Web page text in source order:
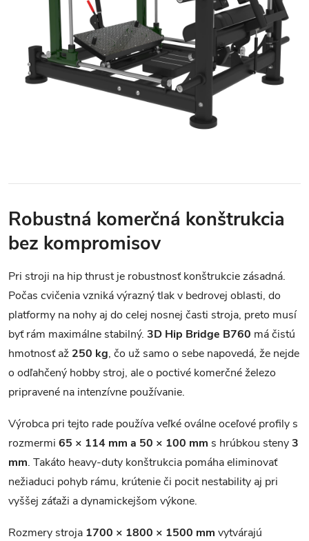
Robustná komerčná konštrukcia
bez kompromisov
Pri stroji na hip thrust je robustnosť konštrukcie zásadná.
Počas cvičenia vzniká výrazný tlak v bedrovej oblasti, do
platformy na nohy aj do celej nosnej časti stroja, preto musí
byť rám maximálne stabilný. 3D Hip Bridge B760 má čistú
hmotnosť až 250 kg, čo už samo o sebe napovedá, že nejde
o odľahčený hobby stroj, ale o poctivé komerčné železo
pripravené na intenzívne používanie.
Výrobca pri tejto rade používa veľké oválne oceľové profily s
rozmermi 65 × 114 mm a 50 × 100 mm s hrúbkou steny3
mm. Takáto heavy-duty konštrukcia pomáha eliminovať
nežiaduci pohyb rámu, krútenie či pocit nestability aj pri
vyššej záťaži a dynamickejšom výkone.
Rozmery stroja 1700 × 1800 × 1500 mm vytvárajú